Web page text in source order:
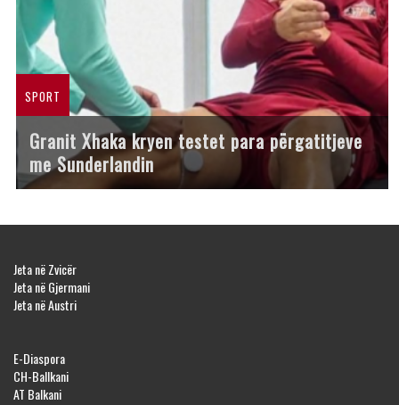
SPORT
Granit Xhaka kryen testet para përgatitjeve
me Sunderlandin
Jeta në Zvicër
Jeta në Gjermani
Jeta në Austri
E-Diaspora
CH-Ballkani
AT Balkani